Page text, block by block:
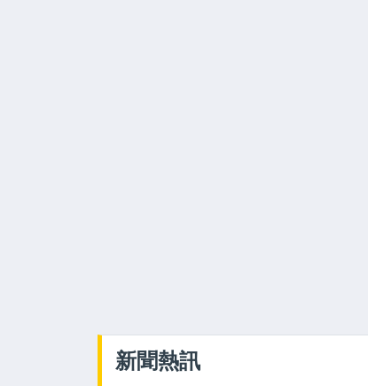
新聞熱訊